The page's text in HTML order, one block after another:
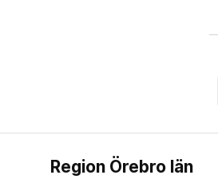
Region Örebro län